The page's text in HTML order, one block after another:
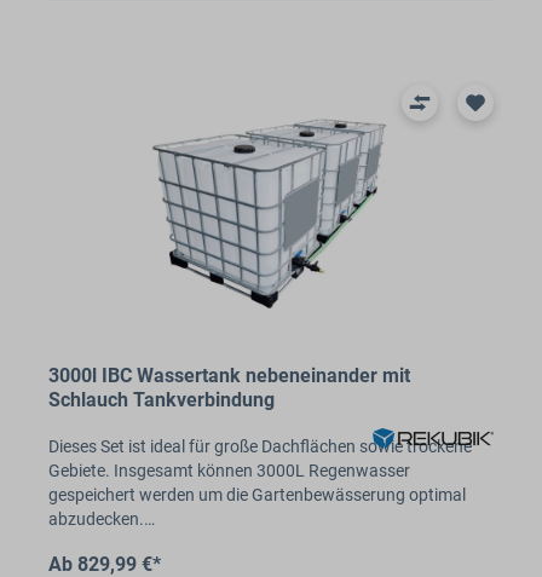
3000l IBC Wassertank nebeneinander mit
Schlauch Tankverbindung
Dieses Set ist ideal für große Dachflächen sowie trockene
Gebiete. Insgesamt können 3000L Regenwasser
gespeichert werden um die Gartenbewässerung optimal
abzudecken.…
Ab 829,99 €*